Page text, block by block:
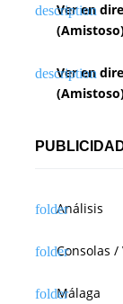
Ver en
Ver en
Análisis
Consolas /
Málaga